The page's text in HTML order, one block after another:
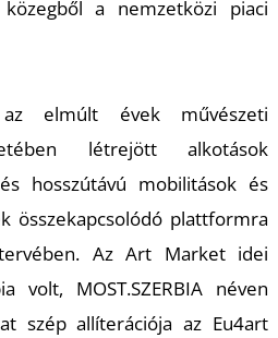
a nemzetközi piaci
elmúlt évek művészeti
létrejött alkotások
hosszútávú mobilitások és
összekapcsolódó plattformra
Az Art Market idei
volt, MOST.SZERBIA néven
szép allíterációja az Eu4art